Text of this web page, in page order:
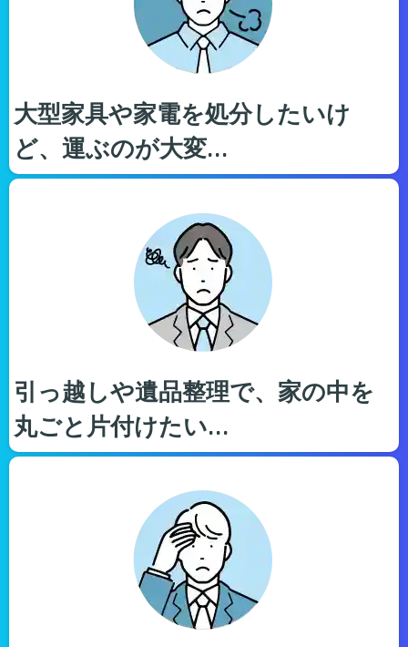
大型家具や家電を処分したいけ
ど、運ぶのが大変…
引っ越しや遺品整理で、家の中を
丸ごと片付けたい…